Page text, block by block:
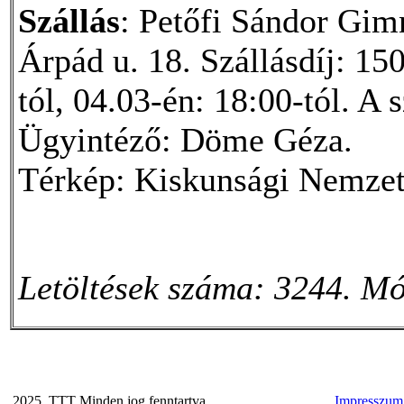
Szállás: Petőfi Sándor
Árpád u. 18. Szállásdíj:
tól, 04.03-én: 18:00-tól. A
Ügyintéző: Döme Géza.
Térkép: Kiskunsági
Letöltések száma: 3244.
2025. TTT Minden jog fenntartva Impresszum